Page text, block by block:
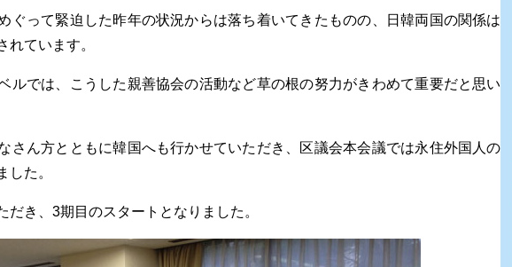
ぐって緊迫した昨年の状況からは落ち着いてきたものの、日韓両国の関係は
れています。
ルでは、こうした親善協会の活動など草の根の努力がきわめて重要だと思い
さん方とともに韓国へも行かせていただき、区議会本会議では永住外国人の
した。
だき、3期目のスタートとなりました。